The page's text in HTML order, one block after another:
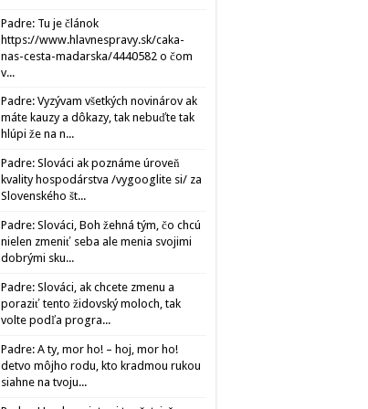
Padre: Tu je článok
https://www.hlavnespravy.sk/caka-
nas-cesta-madarska/4440582 o čom
v...
Padre: Vyzývam všetkých novinárov ak
máte kauzy a dôkazy, tak nebuďte tak
hlúpi že na n...
Padre: Slováci ak poznáme úroveň
kvality hospodárstva /vygooglite si/ za
Slovenského št...
Padre: Slováci, Boh žehná tým, čo chcú
nielen zmeniť seba ale menia svojimi
dobrými sku...
Padre: Slováci, ak chcete zmenu a
poraziť tento židovský moloch, tak
volte podľa progra...
Padre: A ty, mor ho! – hoj, mor ho!
detvo môjho rodu, kto kradmou rukou
siahne na tvoju...